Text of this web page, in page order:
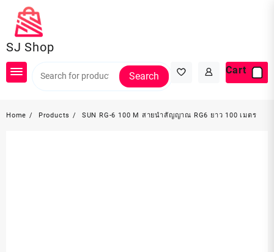
content
SJ Shop
Search
Cart
Home Products SUN RG-6 100 M สายนำสัญญาณ RG6 ยาว 100 เมตร